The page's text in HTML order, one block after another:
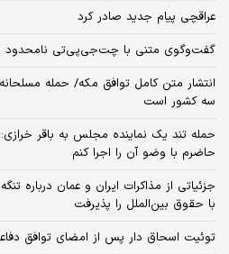
عراقچی پیام جدید صادر کرد
گفت‌وگوی متنی با چت‌جی‌پی‌تی نامحدود
انتشار متن کامل توافق مکه/ حمله
سه کشور است
حمله تند یک نماینده مجلس به باقر
حاضرم با وضو آن را اجرا کنم
جزئیاتی از مذاکرات ایران و عمان درباره
با حقوق بین‌الملل را پذیرفت
توئیت اسحاق دار پس از امضای توافق